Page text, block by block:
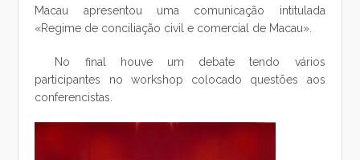
Macau apresentou uma comunicação intitulada
«Regime de conciliação civil e comercial de Macau».
No final houve um debate tendo vários
participantes no workshop colocado questões aos
conferencistas.